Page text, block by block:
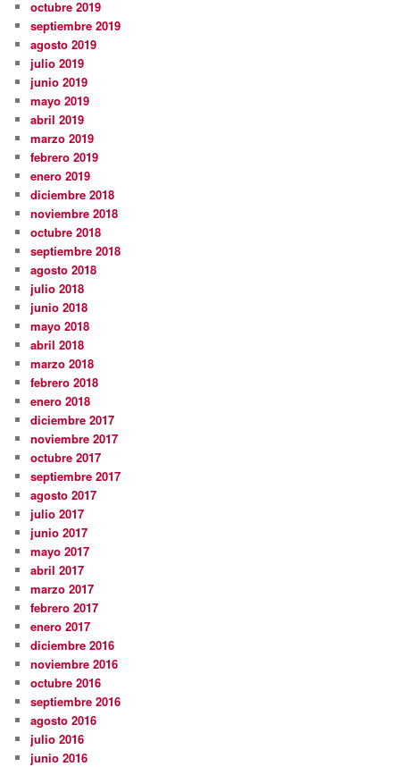
octubre 2019
septiembre 2019
agosto 2019
julio 2019
junio 2019
mayo 2019
abril 2019
marzo 2019
febrero 2019
enero 2019
diciembre 2018
noviembre 2018
octubre 2018
septiembre 2018
agosto 2018
julio 2018
junio 2018
mayo 2018
abril 2018
marzo 2018
febrero 2018
enero 2018
diciembre 2017
noviembre 2017
octubre 2017
septiembre 2017
agosto 2017
julio 2017
junio 2017
mayo 2017
abril 2017
marzo 2017
febrero 2017
enero 2017
diciembre 2016
noviembre 2016
octubre 2016
septiembre 2016
agosto 2016
julio 2016
junio 2016